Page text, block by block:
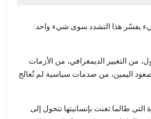
يفسّر هذا التشدد سوى شيء واحد:
من التغيير الديمغرافي، من الأزمات
صعود اليمين، من صدمات سياسية لم تُعالج
طالما تغنت بإنسانيتها تتحول إلى